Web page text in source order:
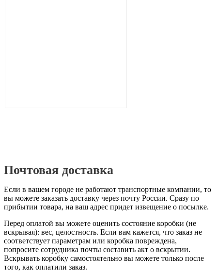
Почтовая доставка
Если в вашем городе не работают транспортные компании, то
вы можете заказать доставку через почту России. Сразу по
прибытии товара, на ваш адрес придет извещение о посылке.
Перед оплатой вы можете оценить состояние коробки (не
вскрывая): вес, целостность. Если вам кажется, что заказ не
соответствует параметрам или коробка повреждена,
попросите сотрудника почты составить акт о вскрытии.
Вскрывать коробку самостоятельно вы можете только после
того, как оплатили заказ.